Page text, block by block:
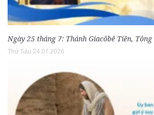
Ngày 25 tháng 7: Thánh Giacôbê Tiền, Tông
Thứ Sáu 24.07.2026